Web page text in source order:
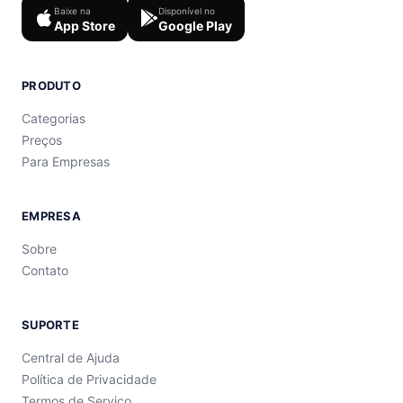
Baixe na
App Store
Disponível no
Google Play
PRODUTO
Categorias
Preços
Para Empresas
EMPRESA
Sobre
Contato
SUPORTE
Central de Ajuda
Política de Privacidade